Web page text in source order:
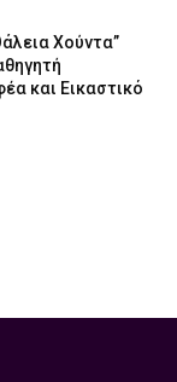
Χούντα”
και Εικαστικό